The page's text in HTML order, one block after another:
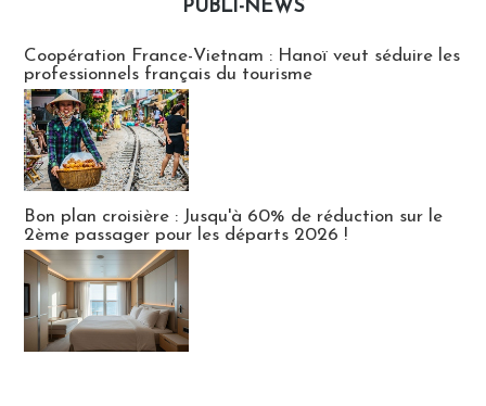
PUBLI-NEWS
Coopération France-Vietnam : Hanoï veut séduire les
professionnels français du tourisme
Bon plan croisière : Jusqu'à 60% de réduction sur le
2ème passager pour les départs 2026 !